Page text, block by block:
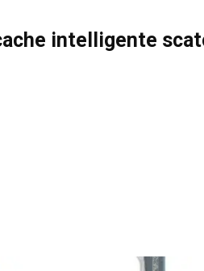
intelligente